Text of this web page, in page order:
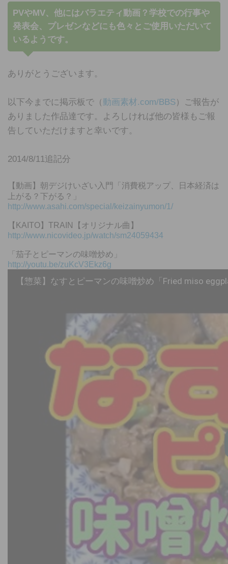
PVやMV、他にはバラエティ動画？学校での行事や
発表会、プレゼンなどにも色々とご使用いただいて
いるようです。
ありがとうございます。
以下今までに掲示板で（ 動画素材.com/BBS）ご報告が
ありました作品達です。よろしければ他の皆様もご報
告していただけますと幸いです。
2014/8/11追記分
【動画】朝デジけいざい入門「消費税アップ、日本経済は
上がる？下がる？」
http://www.asahi.com/special/keizainyumon/1/
【KAITO】TRAIN【オリジナル曲】
http://www.nicovideo.jp/watch/sm24059434
「茄子とピーマンの味噌炒め」
http://youtu.be/zuKcV3Ekz6g
【惣菜】なすとピーマンの味噌炒め「Fried miso